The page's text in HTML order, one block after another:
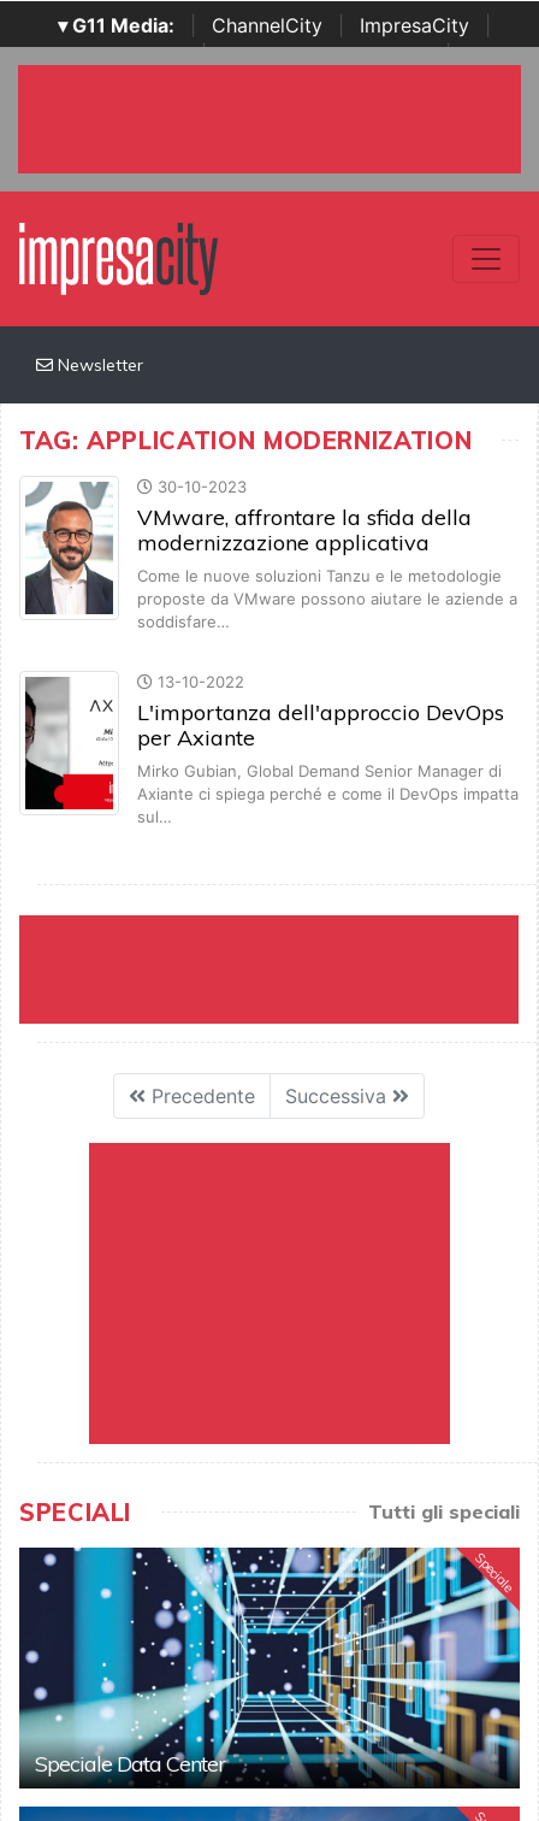
▾ G11 Media: ChannelCity ImpresaCity
SecurityOpenLab | Italian Channel Awards | Italian
Newsletter
TAG: APPLICATION MODERNIZATION
30-10-2023
VMware, affrontare la sfida della
modernizzazione applicativa
Come le nuove soluzioni Tanzu e le metodologie
proposte da VMware possono aiutare le aziende a
soddisfare…
13-10-2022
L'importanza dell'approccio DevOps
per Axiante
Mirko Gubian, Global Demand Senior Manager di
Axiante ci spiega perché e come il DevOps impatta
sul…
Precedente Successiva
SPECIALI Tutti gli speciali
Speciale
Speciale Data Center